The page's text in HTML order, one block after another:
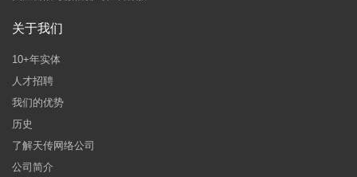
关于我们
10+年实体
人才招聘
我们的优势
历史
了解天传网络公司
公司简介